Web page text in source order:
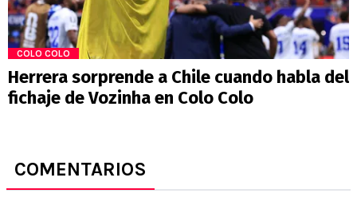
COLO COLO
Herrera sorprende a Chile cuando habla del
fichaje de Vozinha en Colo Colo
COMENTARIOS